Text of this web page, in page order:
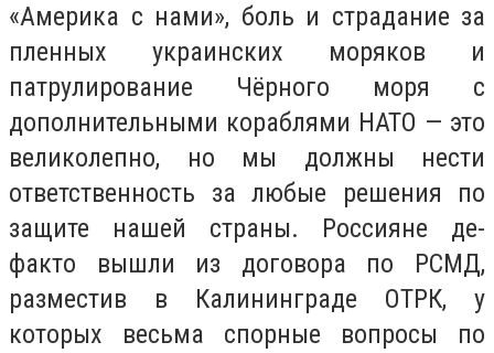
«Америка с нами», боль и страдание за
пленных украинских моряков и
патрулирование Чёрного моря с
дополнительными кораблями НАТО — это
великолепно, но мы должны нести
ответственность за любые решения по
защите нашей страны. Россияне де-
факто вышли из договора по РСМД,
разместив в Калининграде ОТРК, у
которых весьма спорные вопросы по